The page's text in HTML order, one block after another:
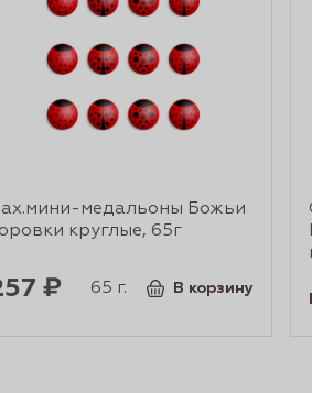
медальоны Божьи
круглые, 65г
₽ 65 г. В корзину